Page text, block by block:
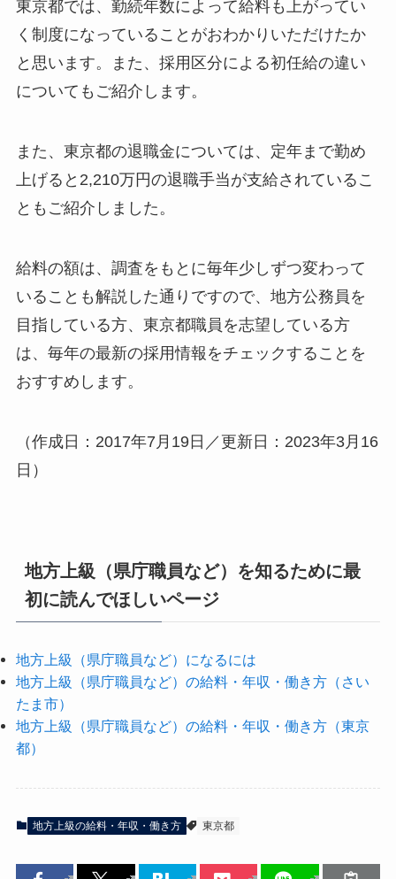
東京都では、勤続年数によって給料も上がってい
く制度になっていることがおわかりいただけたか
と思います。また、採用区分による初任給の違い
についてもご紹介します。
また、東京都の退職金については、定年まで勤め
上げると2,210万円の退職手当が支給されているこ
ともご紹介しました。
給料の額は、調査をもとに毎年少しずつ変わって
いることも解説した通りですので、地方公務員を
目指している方、東京都職員を志望している方
は、毎年の最新の採用情報をチェックすることを
おすすめします。
（作成日：2017年7月19日／更新日：2023年3月16
日）
地方上級（県庁職員など）を知るために最
初に読んでほしいページ
地方上級（県庁職員など）になるには
地方上級（県庁職員など）の給料・年収・働き方（さい
たま市）
地方上級（県庁職員など）の給料・年収・働き方（東京
都）
地方上級の給料・年収・働き方 東京都